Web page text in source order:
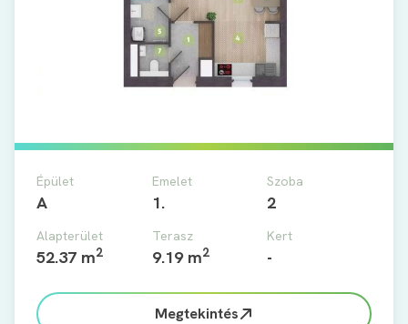
Épület
A
Emelet
1.
Szoba
2
Alapterület
52.37 m2
Terasz
9.19 m2
Kert
-
Megtekintés